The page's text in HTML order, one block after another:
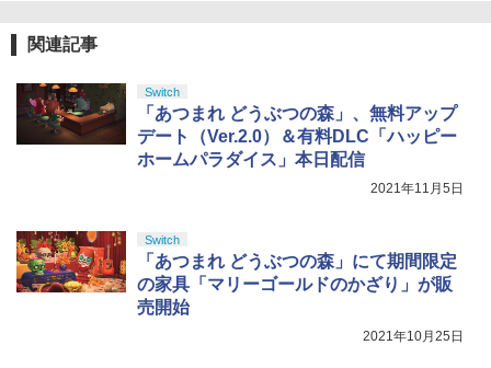
関連記事
Switch
「あつまれ どうぶつの森」、無料アップ
デート（Ver.2.0）＆有料DLC「ハッピー
ホームパラダイス」本日配信
2021年11月5日
Switch
「あつまれ どうぶつの森」にて期間限定
の家具「マリーゴールドのかざり」が販
売開始
2021年10月25日